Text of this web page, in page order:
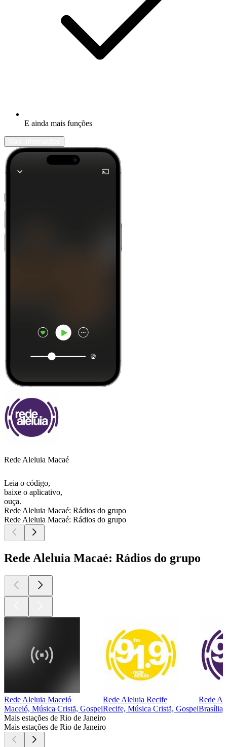
E ainda mais funções
Rede Aleluia Macaé
Leia o código,
baixe o aplicativo,
ouça.
Rede Aleluia Macaé: Rádios do grupo
Rede Aleluia Macaé: Rádios do grupo
Rede Aleluia Macaé: Rádios do grupo
Rede Aleluia Maceió
Maceió, Música Cristã, Gospel
Rede Aleluia Recife
Recife, Música Cristã, Gospel
Rede
Brasília,
Mais estações de Rio de Janeiro
Mais estações de Rio de Janeiro